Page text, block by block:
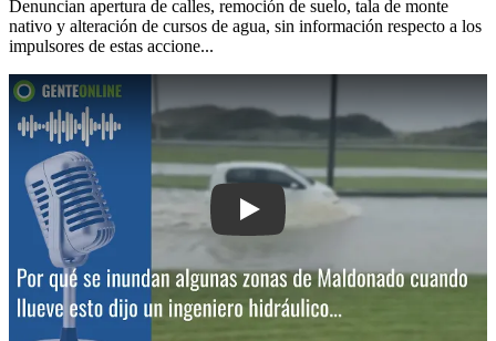
Denuncian apertura de calles, remoción de suelo, tala de monte
nativo y alteración de cursos de agua, sin información respecto a los
impulsores de estas accione...
Play: Por qué se inundan algunas